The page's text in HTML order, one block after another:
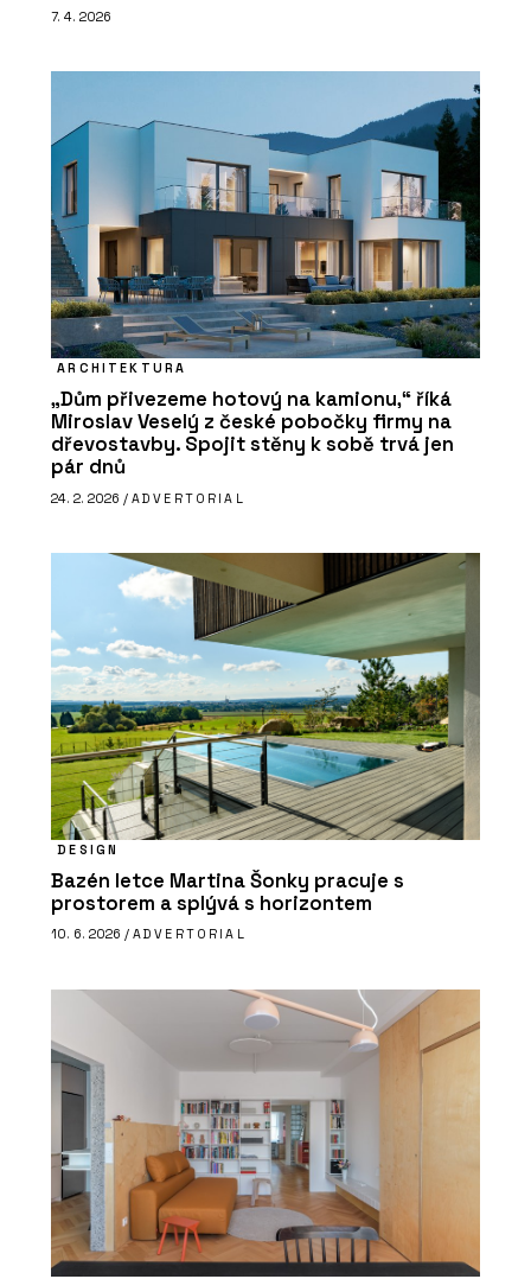
7. 4. 2026
ARCHITEKTURA
„Dům přivezeme hotový na kamionu,“ říká
Miroslav Veselý z české pobočky firmy na
dřevostavby. Spojit stěny k sobě trvá jen
pár dnů
24. 2. 2026 / ADVERTORIAL
DESIGN
Bazén letce Martina Šonky pracuje s
prostorem a splývá s horizontem
10. 6. 2026 / ADVERTORIAL